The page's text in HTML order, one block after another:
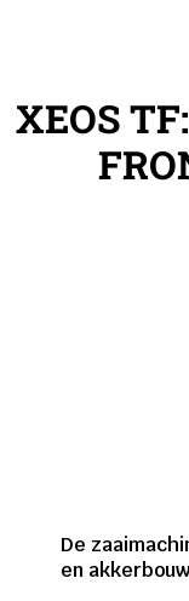
XEOS
De
en akkerbouw